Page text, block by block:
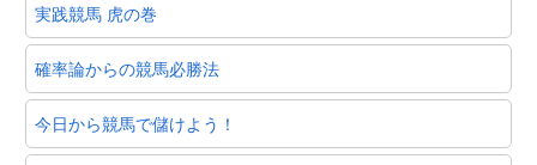
実践競馬 虎の巻
確率論からの競馬必勝法
今日から競馬で儲けよう！